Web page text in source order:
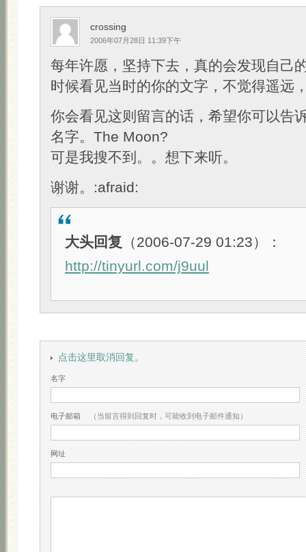
crossing
2006年07月28日 11:39下午
每年许愿，坚持下去，真的会发现自己
时候看见当时的你的文字，不觉得遥远
你会看见这则留言的话，希望你可以告
名字。The Moon?
可是我搜不到。。想下来听。
谢谢。:afraid:
大头回复 （2006-07-29 01:23）：
http://tinyurl.com/j9uul
点击这里取消回复。
名字
电子邮箱 （当留言得到回复时，可能收到电子邮件通知）
网址